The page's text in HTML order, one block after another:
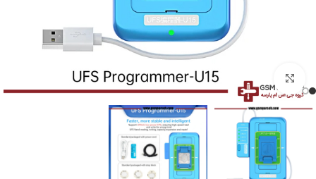
بزرگنمایی تصویر